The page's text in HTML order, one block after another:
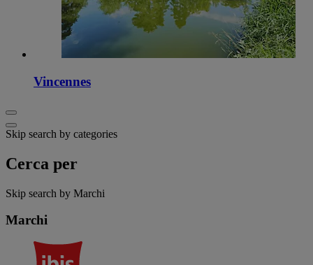
Vincennes
Skip search by categories
Cerca per
Skip search by Marchi
Marchi